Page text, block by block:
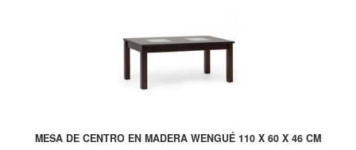
MESA DE CENTRO EN MADERA WENGUÉ 110 X 60 X 46 CM